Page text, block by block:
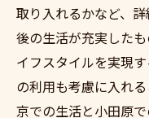
取り入れるかなど、
後の生活が充実した
イフスタイルを実現
の利用も考慮に入れ
京での生活と小田原